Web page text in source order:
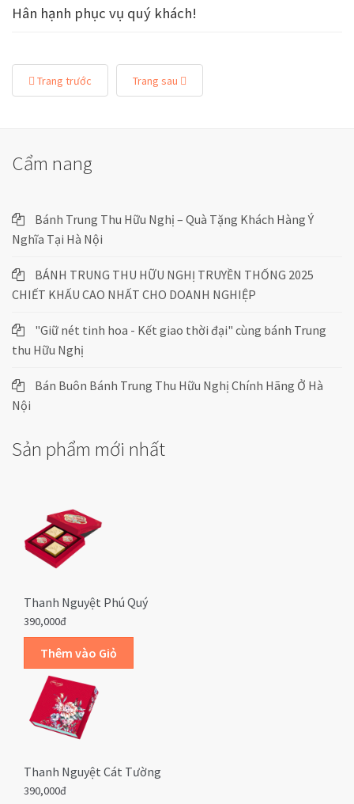
Hân hạnh phục vụ quý khách!
Trang trước Trang sau
Cẩm nang
Bánh Trung Thu Hữu Nghị – Quà Tặng Khách Hàng Ý
Nghĩa Tại Hà Nội
BÁNH TRUNG THU HỮU NGHỊ TRUYỀN THỐNG 2025
CHIẾT KHẤU CAO NHẤT CHO DOANH NGHIỆP
"Giữ nét tinh hoa - Kết giao thời đại" cùng bánh Trung
thu Hữu Nghị
Bán Buôn Bánh Trung Thu Hữu Nghị Chính Hãng Ở Hà
Nội
Sản phẩm mới nhất
Thanh Nguyệt Phú Quý
390,000đ
Thanh Nguyệt Cát Tường
390,000đ